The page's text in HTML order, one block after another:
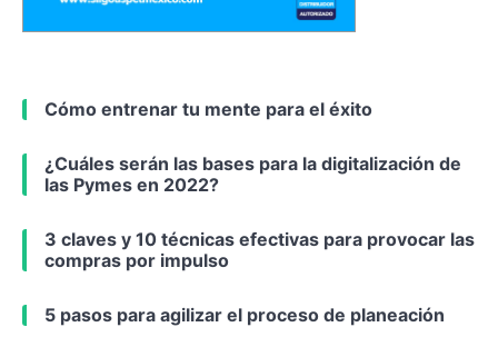
Cómo entrenar tu mente para el éxito
¿Cuáles serán las bases para la digitalización de
las Pymes en 2022?
3 claves y 10 técnicas efectivas para provocar las
compras por impulso
5 pasos para agilizar el proceso de planeación